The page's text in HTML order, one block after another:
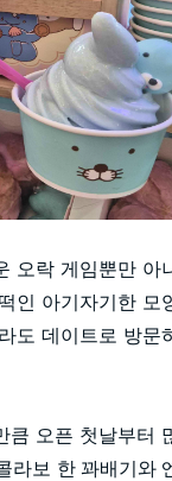
오락 게임뿐만 아
인 아기자기한 모
도 데이트로 방문
큼 오픈 첫날부터
라보 한 꽈배기와